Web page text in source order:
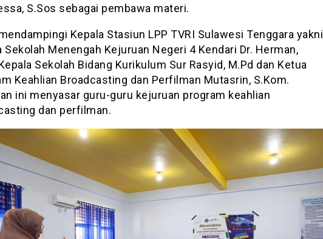
S.Sos sebagai pembawa materi.
Kepala Stasiun LPP TVRI Sulawesi Tenggara yakni
Sekolah Menengah Kejuruan Negeri 4 Kendari Dr. Herman,
Sekolah Bidang Kurikulum Sur Rasyid, M.Pd dan Ketua
Keahlian Broadcasting dan Perfilman Mutasrin, S.Kom.
ini menyasar guru-guru kejuruan program keahlian
dan perfilman.